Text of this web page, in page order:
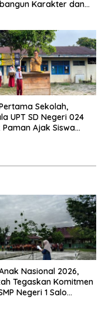
Karakter dan
Sekolah,
UPT SD Negeri 024
Paman Ajak Siswa
Nasional 2026,
Tegaskan Komitmen
Negeri 1 Salo